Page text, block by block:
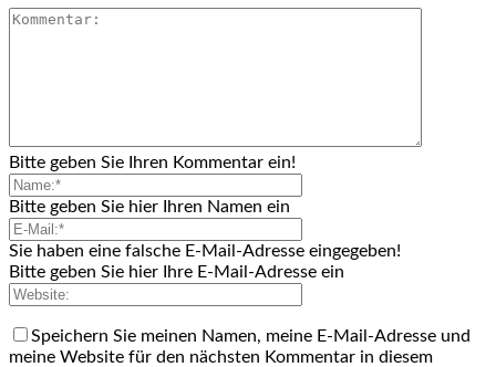
Bitte geben Sie Ihren Kommentar ein!
Bitte geben Sie hier Ihren Namen ein
Sie haben eine falsche E-Mail-Adresse eingegeben!
Bitte geben Sie hier Ihre E-Mail-Adresse ein
Speichern Sie meinen Namen, meine E-Mail-Adresse und
meine Website für den nächsten Kommentar in diesem